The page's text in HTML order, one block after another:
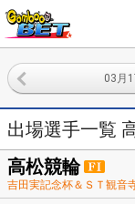
03月
出場選手一覧
高松競輪
吉田実記念杯＆ＳＴ観音